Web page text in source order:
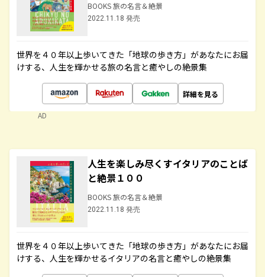
BOOKS 旅の名言＆絶景
2022.11.18 発売
世界を４０年以上歩いてきた「地球の歩き方」があなたにお届
けする、人生を輝かせる旅の名言と癒やしの絶景集
詳細を見る
AD
人生を楽しみ尽くすイタリアのことば
と絶景１００
BOOKS 旅の名言＆絶景
2022.11.18 発売
世界を４０年以上歩いてきた「地球の歩き方」があなたにお届
けする、人生を輝かせるイタリアの名言と癒やしの絶景集